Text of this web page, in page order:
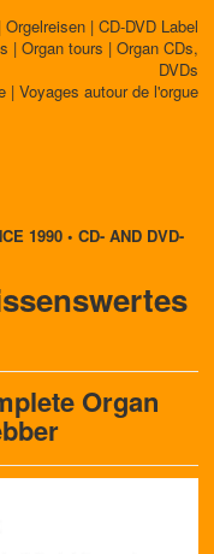
| CD-DVD Label
| Organ tours | Organ CDs,
DVDs
| Voyages autour de l'orgue
1990 • CD- AND DVD-
Organ